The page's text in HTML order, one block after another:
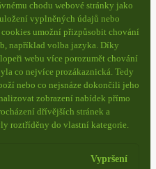
chodu webové stránky jako
vyplněných údajů nebo
umožní přizpůsobit chování
například volba jazyka. Díky
webu více porozumět chování
co nejvíce prozákaznická. Tedy
nebo co nejsnáze dokončili jeho
zobrazení nabídek přímo
dřívějších stránek a
roztříděny do vlastní kategorie.
Vypršení